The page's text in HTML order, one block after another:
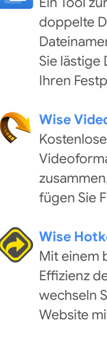
doppelte
Sie lästige
Ihren
Wise
fügen Sie
Wise
Mit einem
Effizienz
wechseln
Website